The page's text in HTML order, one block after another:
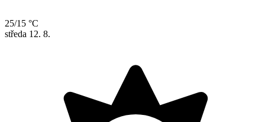
25/15 °C
středa 12. 8.